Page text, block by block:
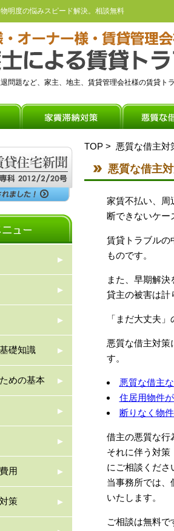
明度の悩みスピード解決。相談無料
問題など、家主、地主、賃貸管理会社様の賃貸ト
TOP > 悪質な借主対
悪質な借主
家賃不払い、
断できないケー
賃貸トラブルの
ものです。
また、早期解
貸主の被害は計
「まだ大丈夫
悪質な借主対策
す。
悪質な借主
住居用物件
断りなく物
借主の悪質な行
それに伴う対策
にご相談くださ
当事務所では、
いたします。
ご相談は無料で
礎知識
めの基本
用
策